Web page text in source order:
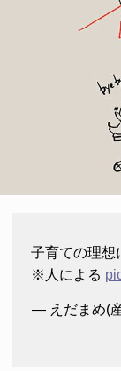
子育ての理想
※人による
— えだまめ(